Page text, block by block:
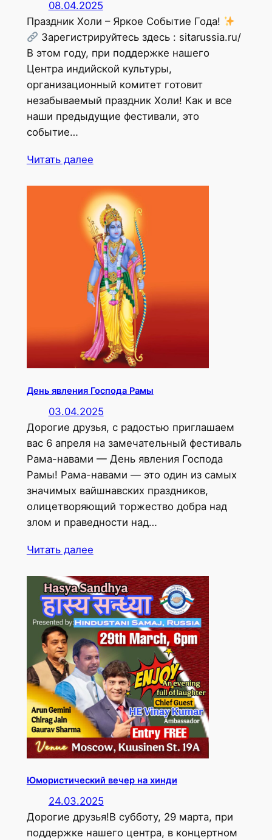
08.04.2025
Праздник Холи – Яркое Событие Года!
Зарегистрируйтесь здесь : sitarussia.ru/
В этом году, при поддержке нашего
Центра индийской культуры,
организационный комитет готовит
незабываемый праздник Холи! Как и все
наши предыдущие фестивали, это
событие…
Читать далее
День явления Господа Рамы
03.04.2025
Дорогие друзья, с радостью приглашаем
вас 6 апреля на замечательный фестиваль
Рама-навами — День явления Господа
Рамы! Рама-навами — это один из самых
значимых вайшнавских праздников,
олицетворяющий торжество добра над
злом и праведности над…
Читать далее
Юмористический вечер на хинди
24.03.2025
Дорогие друзья!В субботу, 29 марта, при
поддержке нашего центра, в концертном